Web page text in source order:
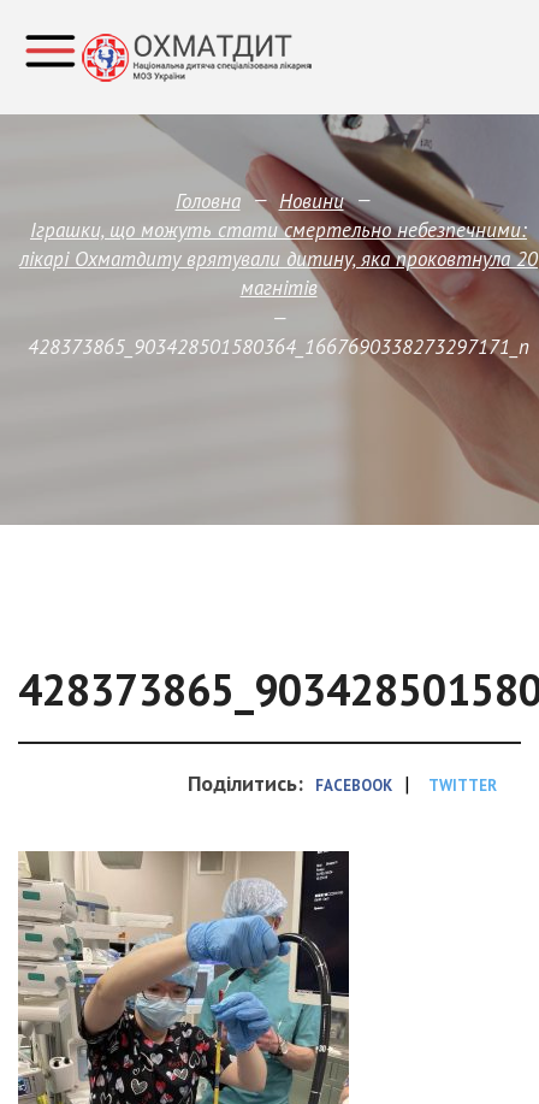
Головна — Новини —
Іграшки, що можуть стати смертельно небезпечними:
лікарі Охматдиту врятували дитину, яка проковтнула 20
магнітів
—
428373865_903428501580364_1667690338273297171_n
Поділитись: FACEBOOK | TWITTER